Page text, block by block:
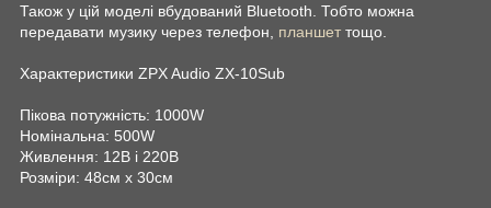
Також у цій моделі вбудований Bluetooth. Тобто можна
передавати музику через телефон, планшет тощо.
Характеристики ZPX Audio ZX-10Sub
Пікова потужність: 1000W
Номінальна: 500W
Живлення: 12В і 220В
Розміри: 48см х 30см